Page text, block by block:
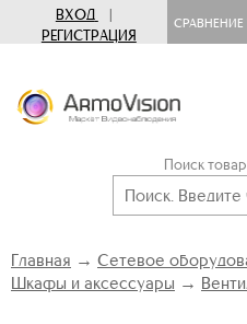
ВХОД
|
РЕГИСТРАЦИЯ
Поиск
Главная → Сетевое
Шкафы и аксессуары →